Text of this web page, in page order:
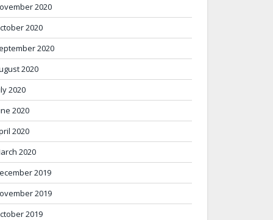
2020
2020
2020
2020
2020
2020
2020
2020
2019
2019
2019